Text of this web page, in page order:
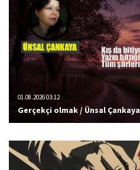
01.08.2026 03:12
Gerçekçi olmak / Ünsal Çankaya